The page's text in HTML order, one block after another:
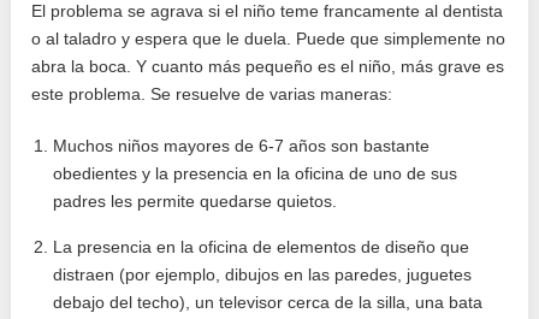
El problema se agrava si el niño teme francamente al dentista
o al taladro y espera que le duela. Puede que simplemente no
abra la boca. Y cuanto más pequeño es el niño, más grave es
este problema. Se resuelve de varias maneras:
Muchos niños mayores de 6-7 años son bastante
obedientes y la presencia en la oficina de uno de sus
padres les permite quedarse quietos.
La presencia en la oficina de elementos de diseño que
distraen (por ejemplo, dibujos en las paredes, juguetes
debajo del techo), un televisor cerca de la silla, una bata